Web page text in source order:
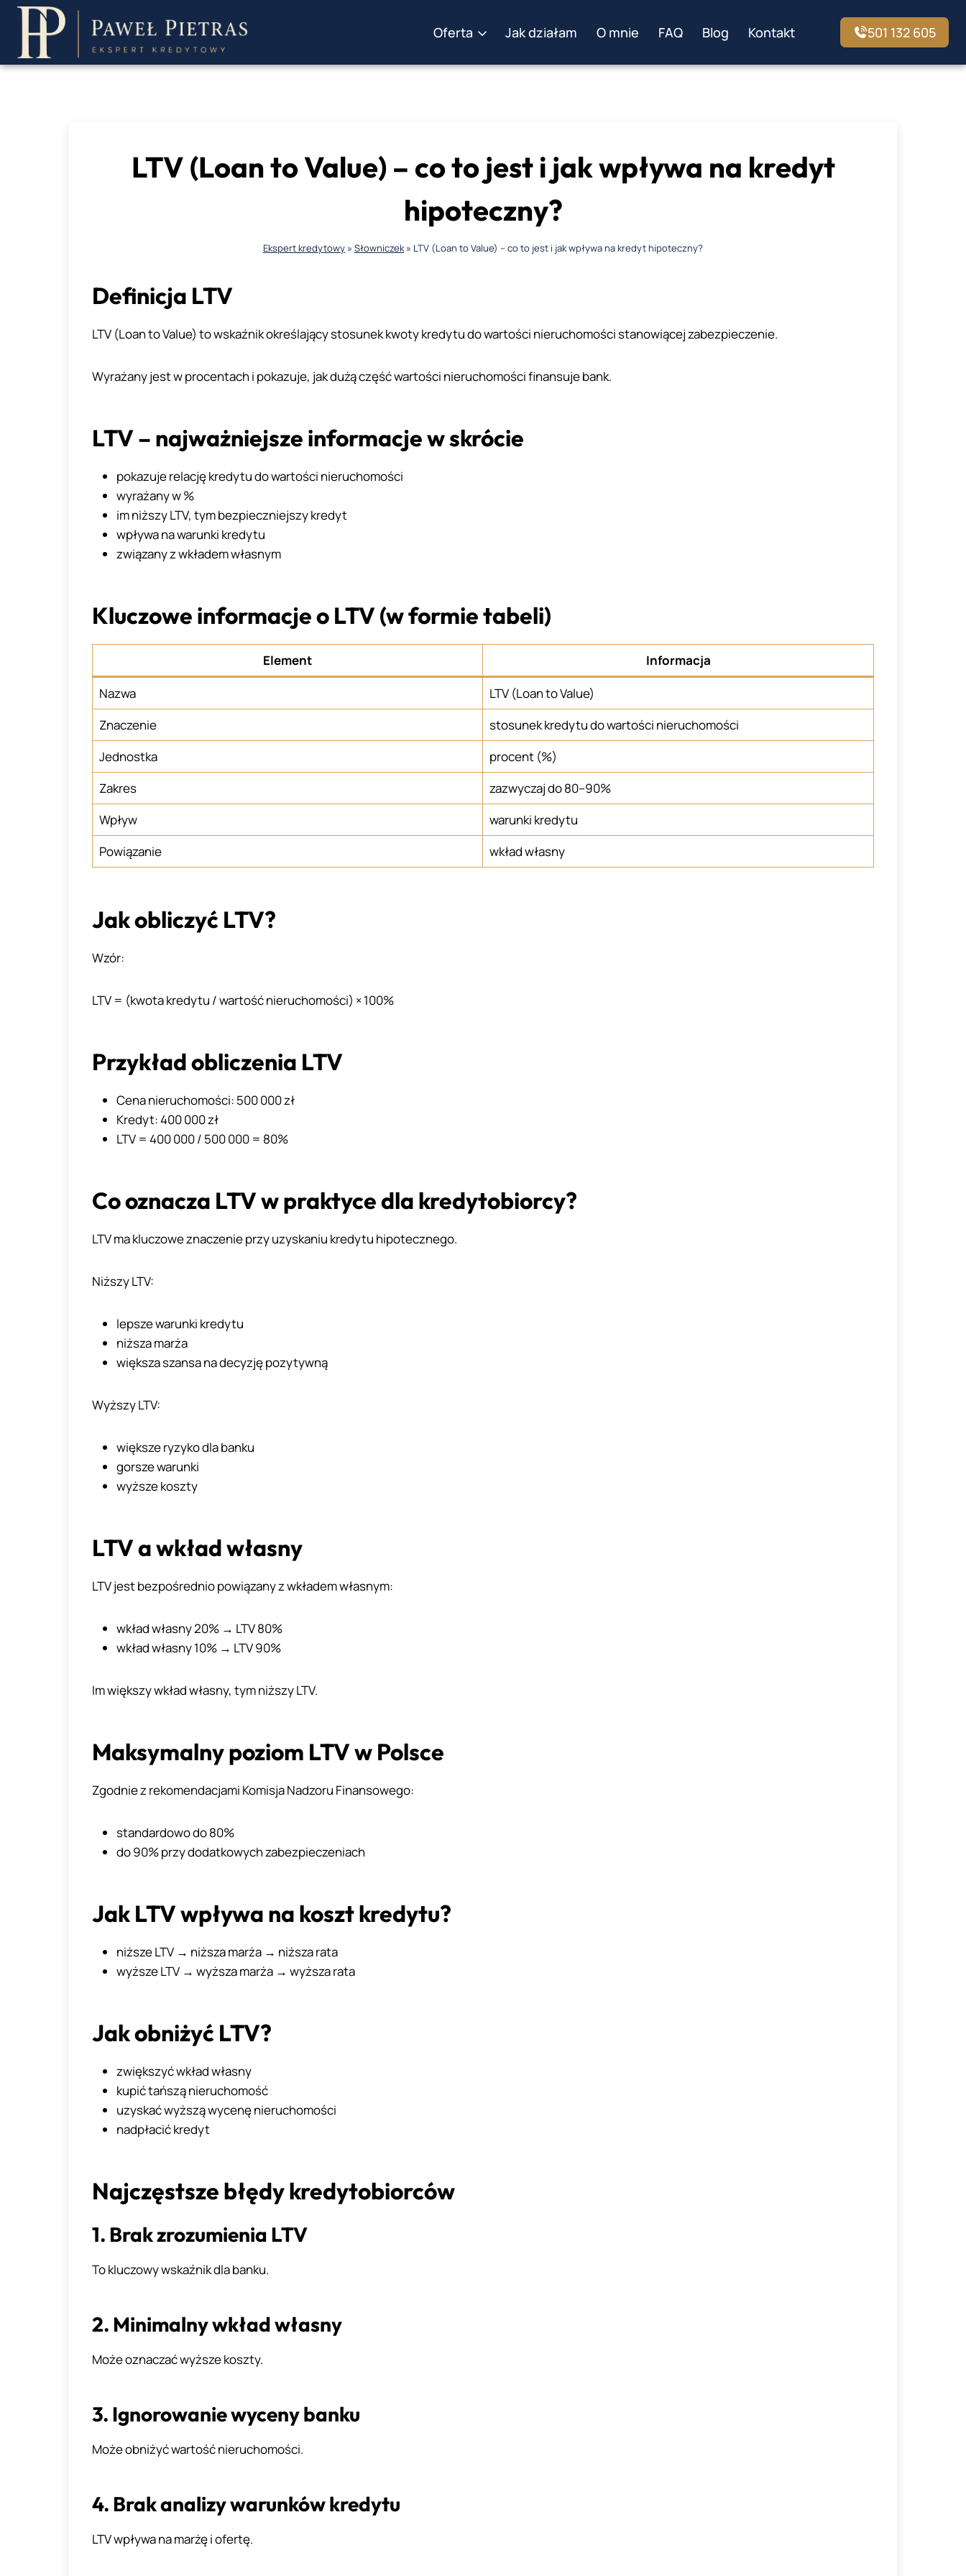
Przejdź
treści
Oferta Jak działam O mnie FAQ Blog Kontakt 501 132 605
LTV (Loan to Value) – co to jest i jak wpływa na kredyt
hipoteczny?
Ekspert kredytowy » Słowniczek» LTV (Loan to Value) – co to jest i jak wpływa na kredyt hipoteczny?
Definicja LTV
LTV (Loan to Value) to wskaźnik określający stosunek kwoty kredytu do wartości nieruchomości stanowiącej zabezpieczenie.
Wyrażany jest w procentach i pokazuje, jak dużą część wartości nieruchomości finansuje bank.
LTV – najważniejsze informacje w skrócie
pokazuje relację kredytu do wartości nieruchomości
wyrażany w %
im niższy LTV, tym bezpieczniejszy kredyt
wpływa na warunki kredytu
związany z wkładem własnym
Kluczowe informacje o LTV (w formie tabeli)
Element
Informacja
Nazwa
LTV (Loan to Value)
Znaczenie
stosunek kredytu do wartości nieruchomości
Jednostka
procent (%)
Zakres
zazwyczaj do 80–90%
Wpływ
warunki kredytu
Powiązanie
wkład własny
Jak obliczyć LTV?
Wzór:
LTV = (kwota kredytu / wartość nieruchomości) × 100%
Przykład obliczenia LTV
Cena nieruchomości: 500 000 zł
Kredyt: 400 000 zł
LTV = 400 000 / 500 000 = 80%
Co oznacza LTV w praktyce dla kredytobiorcy?
LTV ma kluczowe znaczenie przy uzyskaniu kredytu hipotecznego.
Niższy LTV:
lepsze warunki kredytu
niższa marża
większa szansa na decyzję pozytywną
Wyższy LTV:
większe ryzyko dla banku
gorsze warunki
wyższe koszty
LTV a wkład własny
LTV jest bezpośrednio powiązany z wkładem własnym:
wkład własny 20% → LTV 80%
wkład własny 10% → LTV 90%
Im większy wkład własny, tym niższy LTV.
Maksymalny poziom LTV w Polsce
Zgodnie z rekomendacjami Komisja Nadzoru Finansowego:
standardowo do 80%
do 90% przy dodatkowych zabezpieczeniach
Jak LTV wpływa na koszt kredytu?
niższe LTV → niższa marża → niższa rata
wyższe LTV → wyższa marża → wyższa rata
Jak obniżyć LTV?
zwiększyć wkład własny
kupić tańszą nieruchomość
uzyskać wyższą wycenę nieruchomości
nadpłacić kredyt
Najczęstsze błędy kredytobiorców
1. Brak zrozumienia LTV
To kluczowy wskaźnik dla banku.
2. Minimalny wkład własny
Może oznaczać wyższe koszty.
3. Ignorowanie wyceny banku
Może obniżyć wartość nieruchomości.
4. Brak analizy warunków kredytu
LTV wpływa na marżę i ofertę.